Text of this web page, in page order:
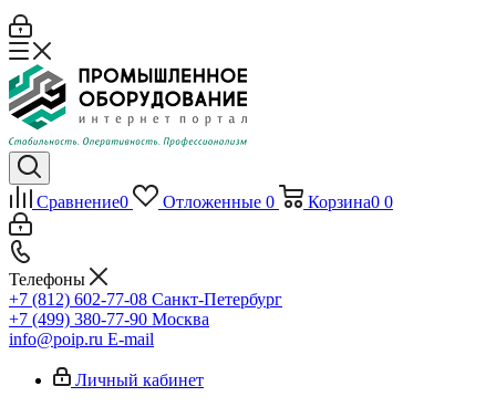
Сравнение0 Отложенные 0 Корзина0 0
Телефоны
+7 (812) 602-77-08 Санкт-Петербург
+7 (499) 380-77-90 Москва
info@poip.ru E-mail
Личный кабинет